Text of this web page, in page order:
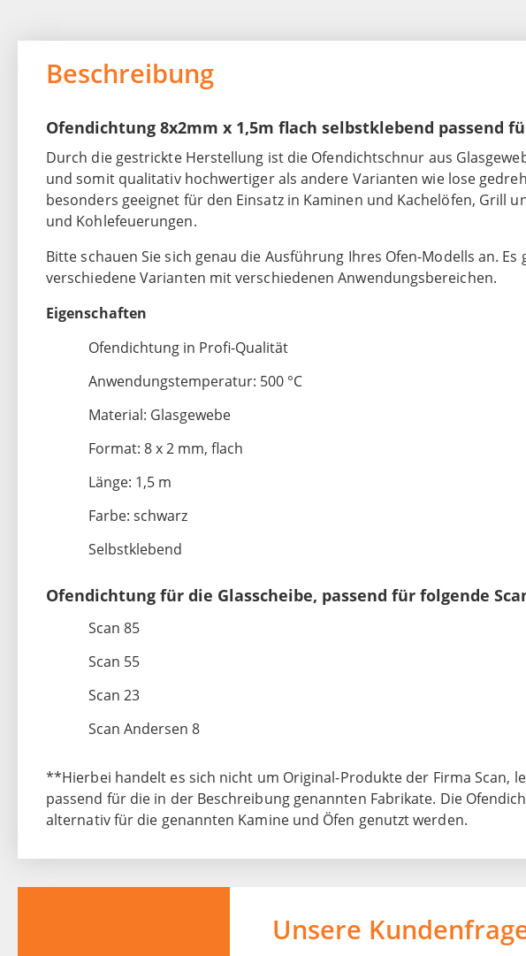
Beschreibung
Ofendichtung 8x2mm x 1,5m flach selbstklebend passend
Durch die gestrickte Herstellung ist die Ofendichtschnur aus
und somit qualitativ hochwertiger als andere Varianten wie lose
besonders geeignet für den Einsatz in Kaminen und Kachelöfen, Grill
und Kohlefeuerungen.
Bitte schauen Sie sich genau die Ausführung Ihres Ofen-Modells an.
verschiedene Varianten mit verschiedenen Anwendungsbereichen.
Eigenschaften
Ofendichtung in Profi-Qualität
Anwendungstemperatur: 500 °C
Material: Glasgewebe
Format: 8 x 2 mm, flach
Länge: 1,5 m
Farbe: schwarz
Selbstklebend
Ofendichtung für die Glasscheibe, passend für folgende
Scan 85
Scan 55
Scan 23
Scan Andersen 8
**Hierbei handelt es sich nicht um Original-Produkte der Firma Scan,
passend für die in der Beschreibung genannten Fabrikate. Die
alternativ für die genannten Kamine und Öfen genutzt werden.
Unsere